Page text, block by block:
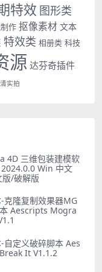
特效 图形类
作 抠像素材 文本
特效类 相册类 科技
源 达芬奇插件
实拍
4D 三维包装建模软
Win 中文
版/破解版
克隆复制效果器MG
Aescripts Mogra
自定义破碎脚本 Aes
It V1.1.2